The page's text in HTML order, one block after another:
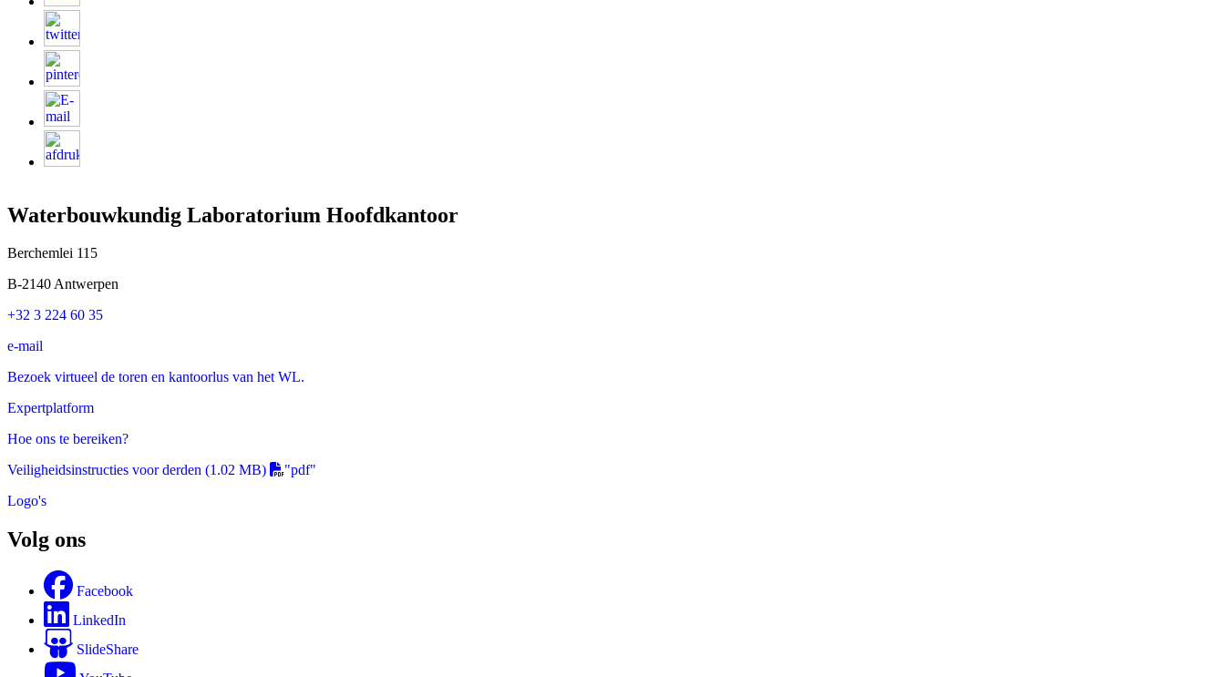
Waterbouwkundig Laboratorium Hoofdkantoor
Berchemlei 115
B-2140 Antwerpen
+32 3 224 60 35
e-mail
Bezoek virtueel de toren en kantoorlus van het WL.
Expertplatform
Hoe ons te bereiken?
Veiligheidsinstructies voor derden (1.02 MB)
"pdf"
Logo's
Volg ons
Facebook
LinkedIn
SlideShare